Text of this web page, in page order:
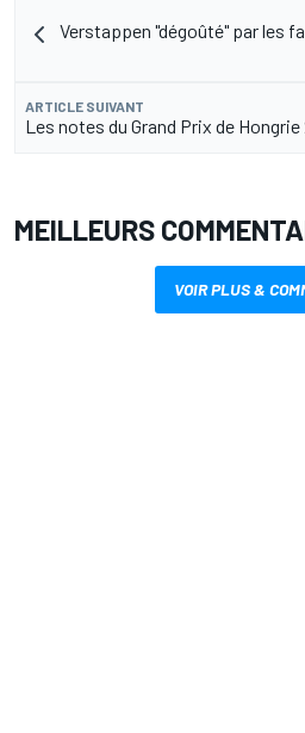
Verstappen "dégoûté" par les
ARTICLE SUIVANT
Les notes du Grand Prix de Hongrie
MEILLEURS
VOIR PLUS &